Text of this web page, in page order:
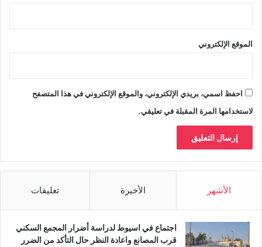
الموقع الإلكتروني
احفظ اسمي، بريدي الإلكتروني، والموقع الإلكتروني في هذا المتصفح
لاستخدامها المرة المقبلة في تعليقي.
الأشهر الأخيرة تعليقات
اجتماع في اسيوط لدراسة أضرار المجمع السكني
قرب المصانع واعادة النظر حال التأكد من الضرر